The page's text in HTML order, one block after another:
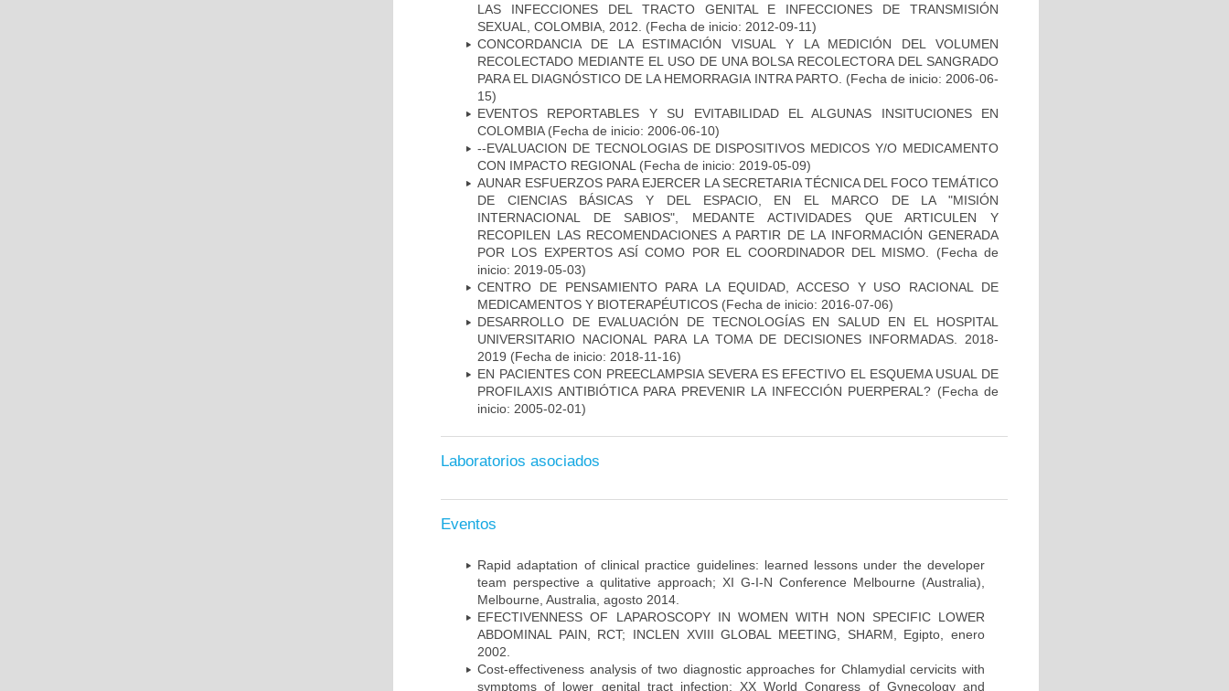
LAS INFECCIONES DEL TRACTO GENITAL E INFECCIONES DE TRANSMISIÓN
SEXUAL, COLOMBIA, 2012.
(Fecha de inicio: 2012-09-11)
CONCORDANCIA DE LA ESTIMACIÓN VISUAL Y LA MEDICIÓN DEL VOLUMEN
RECOLECTADO MEDIANTE EL USO DE UNA BOLSA RECOLECTORA DEL SANGRADO
PARA EL DIAGNÓSTICO DE LA HEMORRAGIA INTRA PARTO. (Fecha de inicio: 2006-06-
15)
EVENTOS REPORTABLES Y SU EVITABILIDAD EL ALGUNAS INSITUCIONES EN
COLOMBIA (Fecha de inicio: 2006-06-10)
--EVALUACION DE TECNOLOGIAS DE DISPOSITIVOS MEDICOS Y/O MEDICAMENTO
CON IMPACTO REGIONAL (Fecha de inicio: 2019-05-09)
AUNAR ESFUERZOS PARA EJERCER LA SECRETARIA TÉCNICA DEL FOCO TEMÁTICO
DE CIENCIAS BÁSICAS Y DEL ESPACIO, EN EL MARCO DE LA "MISIÓN
INTERNACIONAL DE SABIOS", MEDANTE ACTIVIDADES QUE ARTICULEN Y
RECOPILEN LAS RECOMENDACIONES A PARTIR DE LA INFORMACIÓN GENERADA
POR LOS EXPERTOS ASÍ COMO POR EL COORDINADOR DEL MISMO.
(Fecha de
inicio: 2019-05-03)
CENTRO DE PENSAMIENTO PARA LA EQUIDAD, ACCESO Y USO RACIONAL DE
MEDICAMENTOS Y BIOTERAPÉUTICOS (Fecha de inicio: 2016-07-06)
DESARROLLO DE EVALUACIÓN DE TECNOLOGÍAS EN SALUD EN EL HOSPITAL
UNIVERSITARIO NACIONAL PARA LA TOMA DE DECISIONES INFORMADAS. 2018-
2019 (Fecha de inicio: 2018-11-16)
EN PACIENTES CON PREECLAMPSIA SEVERA ES EFECTIVO EL ESQUEMA USUAL DE
PROFILAXIS ANTIBIÓTICA PARA PREVENIR LA INFECCIÓN PUERPERAL? (Fecha de
inicio: 2005-02-01)
Laboratorios asociados
Eventos
Rapid adaptation of clinical practice guidelines: learned lessons under the developer
team perspective a qulitative approach; XI G-I-N Conference Melbourne (Australia),
Melbourne, Australia, agosto 2014.
EFECTIVENNESS OF LAPAROSCOPY IN WOMEN WITH NON SPECIFIC LOWER
ABDOMINAL PAIN, RCT; INCLEN XVIII GLOBAL MEETING, SHARM, Egipto, enero
2002.
Cost-effectiveness analysis of two diagnostic approaches for Chlamydial cervicits with
symptoms of lower genital tract infection; XX World Congress of Gynecology and